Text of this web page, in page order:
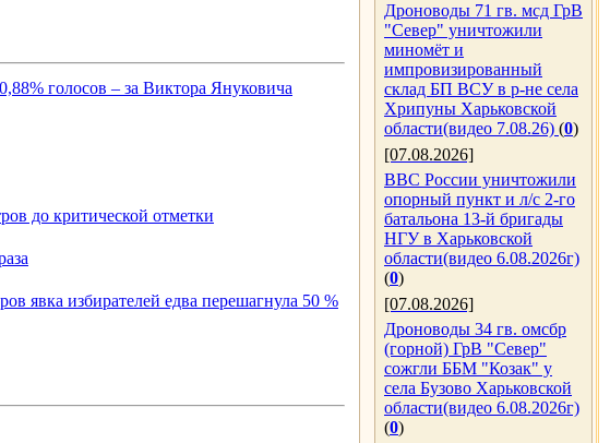
голосов – за Виктора Януковича
до критической отметки
явка избирателей едва перешагнула 50 %
Дроноводы 71 гв. мсд ГрВ
"Север" уничтожили
миномёт и
импровизированный
склад БП ВСУ в р-не села
Хрипуны Харьковской
области(видео 7.08.26) (0)
[07.08.2026]
ВВС России уничтожили
опорный пункт и л/с 2-го
батальона 13-й бригады
НГУ в Харьковской
области(видео 6.08.2026г)
(0)
[07.08.2026]
Дроноводы 34 гв. омсбр
(горной) ГрВ "Север"
сожгли ББМ "Козак" у
села Бузово Харьковской
области(видео 6.08.2026г)
(0)